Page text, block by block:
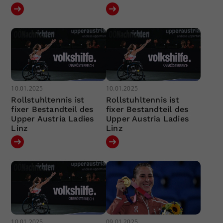
10.01.2025
Rollstuhltennis ist
fixer Bestandteil des
Upper Austria Ladies
Linz
10.01.2025
Rollstuhltennis ist
fixer Bestandteil des
Upper Austria Ladies
Linz